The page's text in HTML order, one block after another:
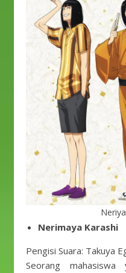
Nerimaya Karashi
Pengisi Suara: Takuya
Seorang mahasiswa